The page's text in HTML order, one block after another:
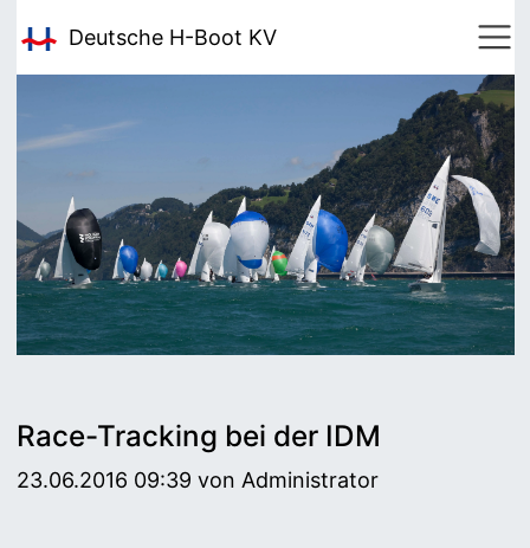
Deutsche H-Boot KV
Race-Tracking bei der IDM
23.06.2016 09:39 von Administrator